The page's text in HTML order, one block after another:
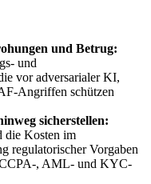
und Betrug:
und
vor adversarialer KI,
Angriffen schützen
sicherstellen:
die Kosten im
regulatorischer Vorgaben
, AML- und KYC-